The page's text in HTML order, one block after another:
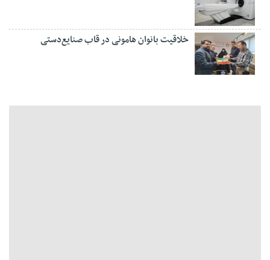
خلاقیت بانوان هامونی در قاب صنایع‌دستی